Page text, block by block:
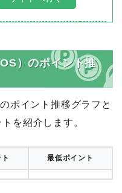
）のポイント推
のポイント推移グラフと
を紹介します。
最低ポイント